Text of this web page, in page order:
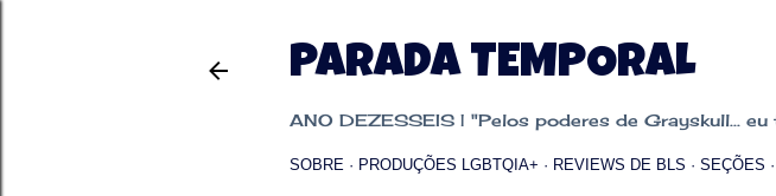
PARADA TEMPORAL
ANO DEZESSEIS | "Pelos poderes de Grayskull...
SOBRE PRODUÇÕES LGBTQIA+ REVIEWS DE BLS SEÇÕES